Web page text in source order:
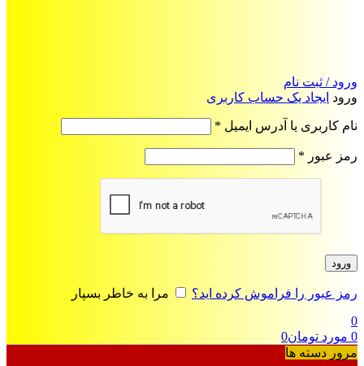
ورود / ثبت نام
ورود ایجاد یک حساب کاربری
نام کاربری یا آدرس ایمیل *
رمز عبور *
ورود
رمز عبور را فراموش کرده اید؟
مرا به خاطر بسپار
0
0 مورد تومان0
مرور دسته ها